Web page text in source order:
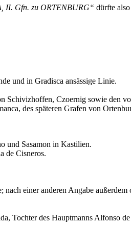
II. Gfn. zu ORTENBURG“ dürfte
und in Gradisca ansässige Linie.
Czoernig sowie den
des späteren Grafen von
und Sasamon in Kastilien.
de Cisneros.
einer anderen Angabe
Tochter des Hauptmanns Alfonso